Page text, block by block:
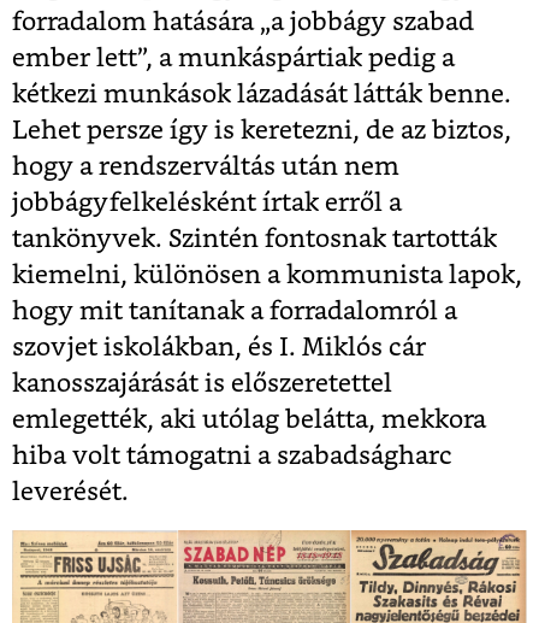
forradalom hatására „a jobbágy szabad
ember lett”, a munkáspártiak pedig a
kétkezi munkások lázadását látták benne.
Lehet persze így is keretezni, de az biztos,
hogy a rendszerváltás után nem
jobbágyfelkelésként írtak erről a
tankönyvek. Szintén fontosnak tartották
kiemelni, különösen a kommunista lapok,
hogy mit tanítanak a forradalomról a
szovjet iskolákban, és I. Miklós cár
kanosszajárását is előszeretettel
emlegették, aki utólag belátta, mekkora
hiba volt támogatni a szabadságharc
leverését.